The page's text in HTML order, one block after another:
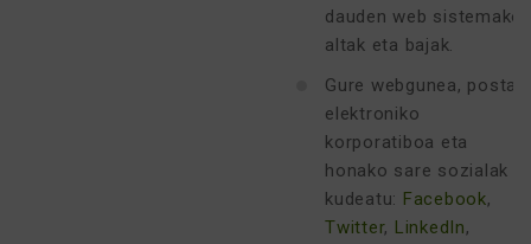
dauden web sistemako
altak eta bajak.
Gure webgunea, posta
elektroniko
korporatiboa eta
honako sare sozialak
kudeatu: Facebook,
Twitter, LinkedIn,